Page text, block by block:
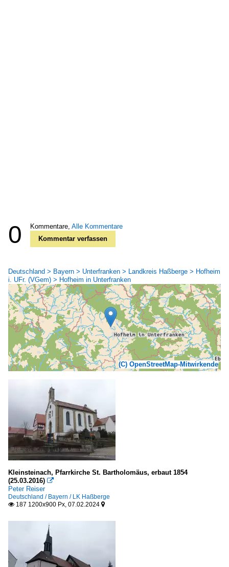
0 Kommentare, Alle Kommentare
Kommentar verfassen
Deutschland > Bayern > Unterfranken > Landkreis Haßberge > Hofheim
i. UFr. (VGem) > Hofheim in Unterfranken
(C) OpenStreetMap-Mitwirkende
Kleinsteinach, Pfarrkirche St. Bartholomäus, erbaut 1854
(25.03.2016) 
Peter Reiser
Deutschland / Bayern / LK Haßberge
 187 1200x900 Px, 07.02.2024 